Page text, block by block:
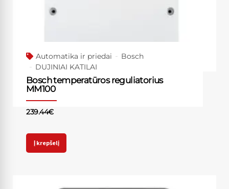
Automatika ir priedai
Bosch
DUJINIAI KATILAI
Bosch temperatūros reguliatorius
MM100
239.44€
Į krepšelį